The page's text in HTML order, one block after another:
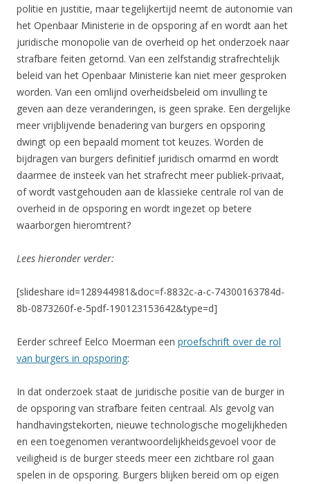
politie en justitie, maar tegelijkertijd neemt de autonomie van
het Openbaar Ministerie in de opsporing af en wordt aan het
juridische monopolie van de overheid op het onderzoek naar
strafbare feiten getornd. Van een zelfstandig strafrechtelijk
beleid van het Openbaar Ministerie kan niet meer gesproken
worden. Van een omlijnd overheidsbeleid om invulling te
geven aan deze veranderingen, is geen sprake. Een dergelijke
meer vrijblijvende benadering van burgers en opsporing
dwingt op een bepaald moment tot keuzes. Worden de
bijdragen van burgers definitief juridisch omarmd en wordt
daarmee de insteek van het strafrecht meer publiek-privaat,
of wordt vastgehouden aan de klassieke centrale rol van de
overheid in de opsporing en wordt ingezet op betere
waarborgen hieromtrent?
Lees hieronder verder:
[slideshare id=128944981&doc=f-8832c-a-c-74300163784d-
8b-0873260f-e-5pdf-190123153642&type=d]
Eerder schreef Eelco Moerman een proefschrift over de rol
van burgers in opsporing:
In dat onderzoek staat de juridische positie van de burger in
de opsporing van strafbare feiten centraal. Als gevolg van
handhavingstekorten, nieuwe technologische mogelijkheden
en een toegenomen verantwoordelijkheidsgevoel voor de
veiligheid is de burger steeds meer een zichtbare rol gaan
spelen in de opsporing. Burgers blijken bereid om op eigen